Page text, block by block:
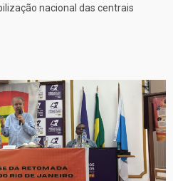
nacional das centrais